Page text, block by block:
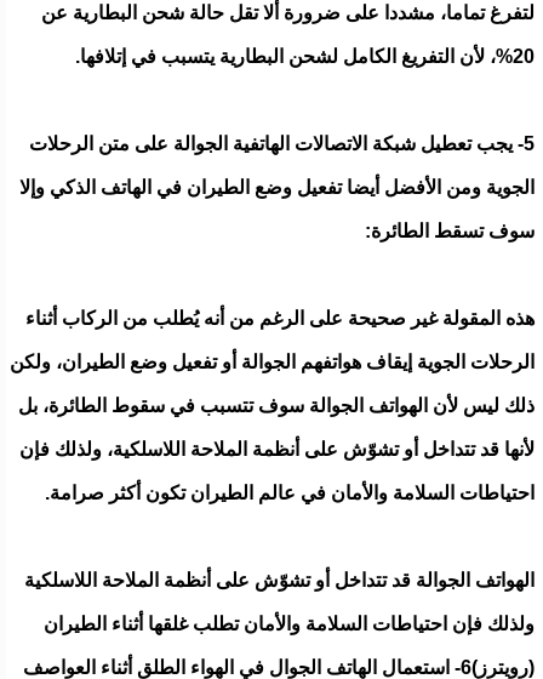
لتفرغ تماما، مشددا على ضرورة ألا تقل حالة شحن البطارية عن
20%، لأن التفريغ الكامل لشحن البطارية يتسبب في إتلافها.
5- يجب تعطيل شبكة الاتصالات الهاتفية الجوالة على متن الرحلات
الجوية ومن الأفضل أيضا تفعيل وضع الطيران في الهاتف الذكي وإلا
سوف تسقط الطائرة:
هذه المقولة غير صحيحة على الرغم من أنه يُطلب من الركاب أثناء
الرحلات الجوية إيقاف هواتفهم الجوالة أو تفعيل وضع الطيران، ولكن
ذلك ليس لأن الهواتف الجوالة سوف تتسبب في سقوط الطائرة، بل
لأنها قد تتداخل أو تشوّش على أنظمة الملاحة اللاسلكية، ولذلك فإن
احتياطات السلامة والأمان في عالم الطيران تكون أكثر صرامة.
الهواتف الجوالة قد تتداخل أو تشوّش على أنظمة الملاحة اللاسلكية
ولذلك فإن احتياطات السلامة والأمان تطلب غلقها أثناء الطيران
(رويترز)6- استعمال الهاتف الجوال في الهواء الطلق أثناء العواصف